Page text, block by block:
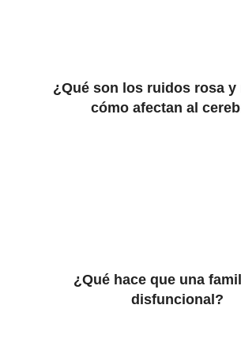
¿Qué son los ruidos rosa y
cómo afectan al
¿Qué hace que una
disfuncional?